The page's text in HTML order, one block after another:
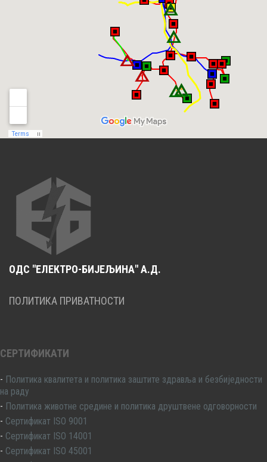
ОДС "ЕЛЕКТРО-БИЈЕЉИНА" А.Д.
ПОЛИТИКА ПРИВАТНОСТИ
СЕРТИФИКАТИ
- Политика квалитета и политика заштите здравља и безбиједности
на раду
- Политика животне средине и политика друштвене одговорности
- Сертификат ISO 9001
- Сертификат ISO 14001
- Сертификат ISO 45001